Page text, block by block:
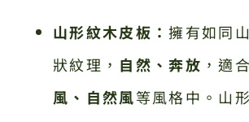
山形紋木皮板：擁有如同
狀紋理， 自然、奔放 ，適
風、自然風等風格中。山